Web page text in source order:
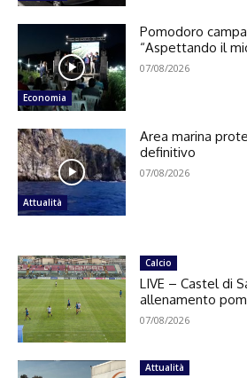
Economia
Pomodoro
“Aspettando il
07/08/2026
Attualità
Area marina
definitivo
07/08/2026
Calcio
LIVE – Castel di
allenamento
07/08/2026
Attualità